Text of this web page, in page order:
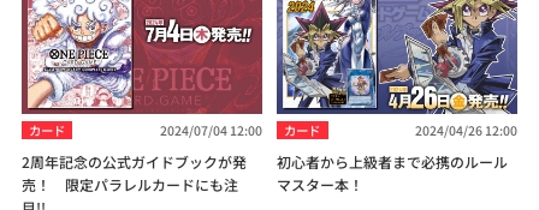
カード 2024/07/04 12:00
2周年記念の公式ガイドブックが発
売！ 限定パラレルカードにも注
カード 2024/04/26 12:00
初心者から上級者まで必携のルール
マスター本！